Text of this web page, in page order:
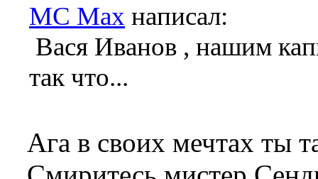
MC Max написал:
Вася Иванов , нашим
так что...
Ага в своих мечтах ты